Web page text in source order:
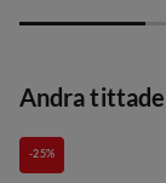
Andra tittade
-25%